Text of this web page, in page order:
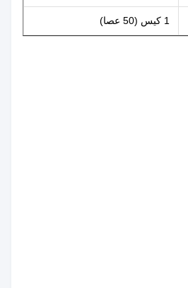
1 كيس (50 عصا)